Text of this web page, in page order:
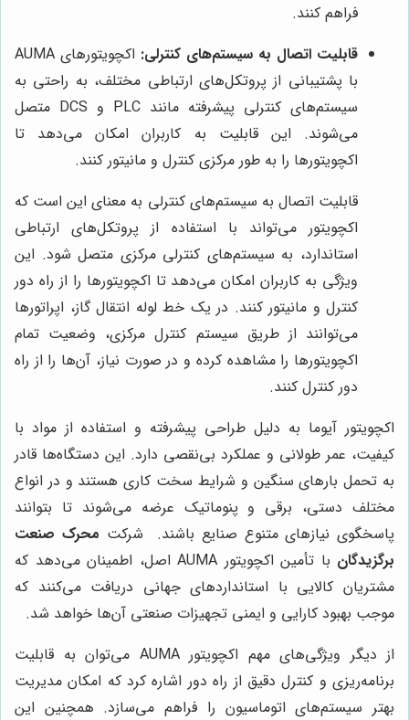
فراهم کنند.
قابلیت اتصال به سیستم‌های کنترلی:
اکچویتورهای AUMA
با پشتیبانی از پروتکل‌های ارتباطی مختلف، به راحتی به
سیستم‌های کنترلی پیشرفته مانند PLC و DCS متصل
می‌شوند. این قابلیت به کاربران امکان می‌دهد تا
اکچویتورها را به طور مرکزی کنترل و مانیتور کنند.
قابلیت اتصال به سیستم‌های کنترلی به معنای این است که
اکچویتور می‌تواند با استفاده از پروتکل‌های ارتباطی
استاندارد، به سیستم‌های کنترلی مرکزی متصل شود. این
ویژگی به کاربران امکان می‌دهد تا اکچویتورها را از راه دور
کنترل و مانیتور کنند. در یک خط لوله انتقال گاز، اپراتورها
می‌توانند از طریق سیستم کنترل مرکزی، وضعیت تمام
اکچویتورها را مشاهده کرده و در صورت نیاز، آن‌ها را از راه
دور کنترل کنند.
اکچویتور آیوما به دلیل طراحی پیشرفته و استفاده از مواد با
کیفیت، عمر طولانی و عملکرد بی‌نقصی دارد. این دستگاه‌ها قادر
به تحمل بارهای سنگین و شرایط سخت کاری هستند و در انواع
مختلف دستی، برقی و پنوماتیک عرضه می‌شوند تا بتوانند
پاسخگوی نیازهای متنوع صنایع باشند. شرکت محرک صنعت
برگزیدگان
با تأمین اکچویتور AUMA اصل، اطمینان می‌دهد که
مشتریان کالایی با استانداردهای جهانی دریافت می‌کنند که
موجب بهبود کارایی و ایمنی تجهیزات صنعتی آن‌ها خواهد شد.
از دیگر ویژگی‌های مهم اکچویتور AUMA می‌توان به قابلیت
برنامه‌ریزی و کنترل دقیق از راه دور اشاره کرد که امکان مدیریت
بهتر سیستم‌های اتوماسیون را فراهم می‌سازد. همچنین این